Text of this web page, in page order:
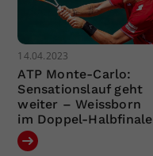
14.04.2023
ATP Monte-Carlo:
Sensationslauf geht
weiter – Weissborn
im Doppel-Halbfinale